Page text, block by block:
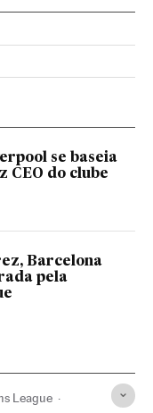
se baseia
CEO do clube
Barcelona
pela
League